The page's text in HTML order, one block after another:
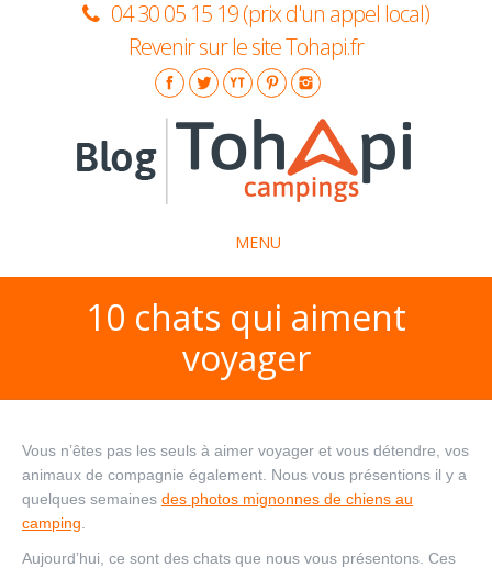
04 30 05 15 19 (prix d'un appel local)
Revenir sur le site Tohapi.fr
MENU
La marque Tohapi
Idées séjours
10 chats qui aiment
voyager
Vous n’êtes pas les seuls à aimer voyager et vous détendre, vos
animaux de compagnie également. Nous vous présentions il y a
quelques semaines des photos mignonnes de chiens au
camping
Aujourd’hui, ce sont des chats que nous vous présentons. Ces